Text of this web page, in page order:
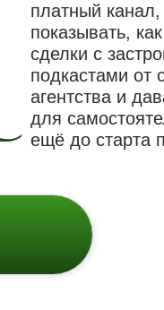
платный
показывать,
сделки с
подкастами от
агентства и
для
ещё до старта